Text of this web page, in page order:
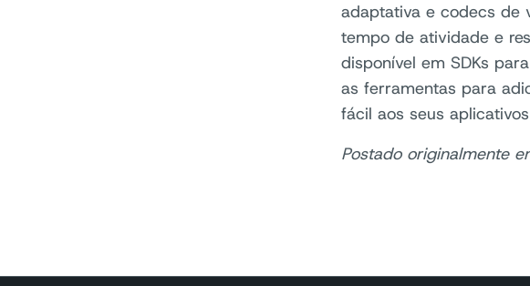
adaptativa e codecs de
tempo de atividade e
disponível em SDKs
as ferramentas para
fácil aos seus
Postado originalmente